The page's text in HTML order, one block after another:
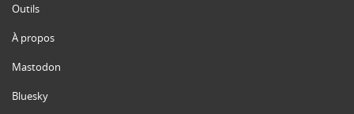
Outils
À propos
Mastodon
Bluesky